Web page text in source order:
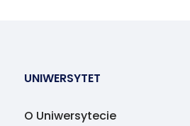
UNIWERSYTET
O Uniwersytecie